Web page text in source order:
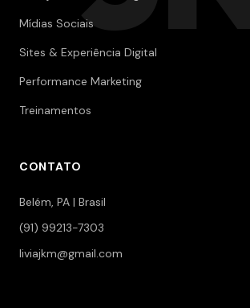
Mídias Sociais
Sites & Experiência Digital
Performance Marketing
Treinamentos
CONTATO
Belém, PA | Brasil
(91) 99213-7303
liviajkm@gmail.com